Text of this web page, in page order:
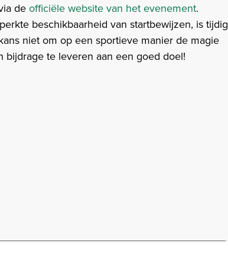
de officiële website van het evenement.
beschikbaarheid van startbewijzen, is tijdig
niet om op een sportieve manier de magie
te leveren aan een goed doel!